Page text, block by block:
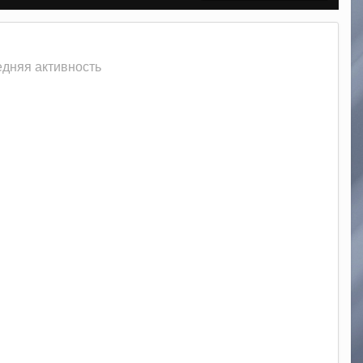
активность